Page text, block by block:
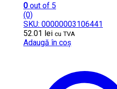
0 out of 5
(0)
SKU: 00000003106441
52.01 lei cu TVA
Adaugă în coș